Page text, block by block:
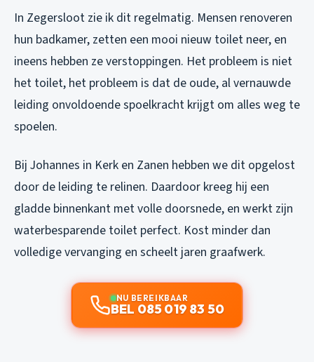
In Zegersloot zie ik dit regelmatig. Mensen renoveren
hun badkamer, zetten een mooi nieuw toilet neer, en
ineens hebben ze verstoppingen. Het probleem is niet
het toilet, het probleem is dat de oude, al vernauwde
leiding onvoldoende spoelkracht krijgt om alles weg te
spoelen.
Bij Johannes in Kerk en Zanen hebben we dit opgelost
door de leiding te relinen. Daardoor kreeg hij een
gladde binnenkant met volle doorsnede, en werkt zijn
waterbesparende toilet perfect. Kost minder dan
volledige vervanging en scheelt jaren graafwerk.
NU BEREIKBAAR
BEL 085 019 83 50